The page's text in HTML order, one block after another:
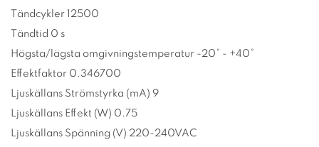
Tändcykler 12500
Tändtid 0 s
Högsta/lägsta omgivningstemperatur -20° - +40°
Effektfaktor 0.346700
Ljuskällans Strömstyrka (mA) 9
Ljuskällans Effekt (W) 0.75
Ljuskällans Spänning (V) 220-240VAC